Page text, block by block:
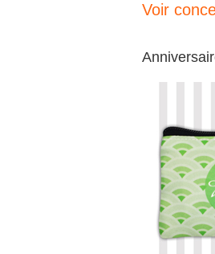
Voir